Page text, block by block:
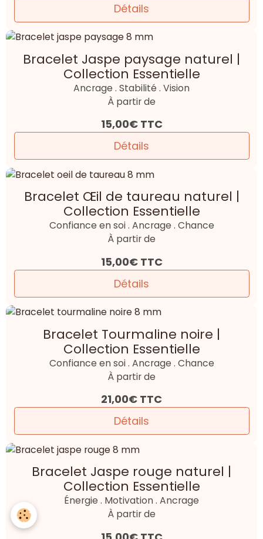
Détails
Bracelet Jaspe paysage naturel |
Collection Essentielle
Ancrage . Stabilité . Vision
À partir de
15,00€ TTC
Détails
Bracelet Œil de taureau naturel |
Collection Essentielle
Confiance en soi . Ancrage . Chance
À partir de
15,00€ TTC
Détails
Bracelet Tourmaline noire |
Collection Essentielle
Confiance en soi . Ancrage . Chance
À partir de
21,00€ TTC
Détails
Bracelet Jaspe rouge naturel |
Collection Essentielle
Énergie . Motivation . Ancrage
À partir de